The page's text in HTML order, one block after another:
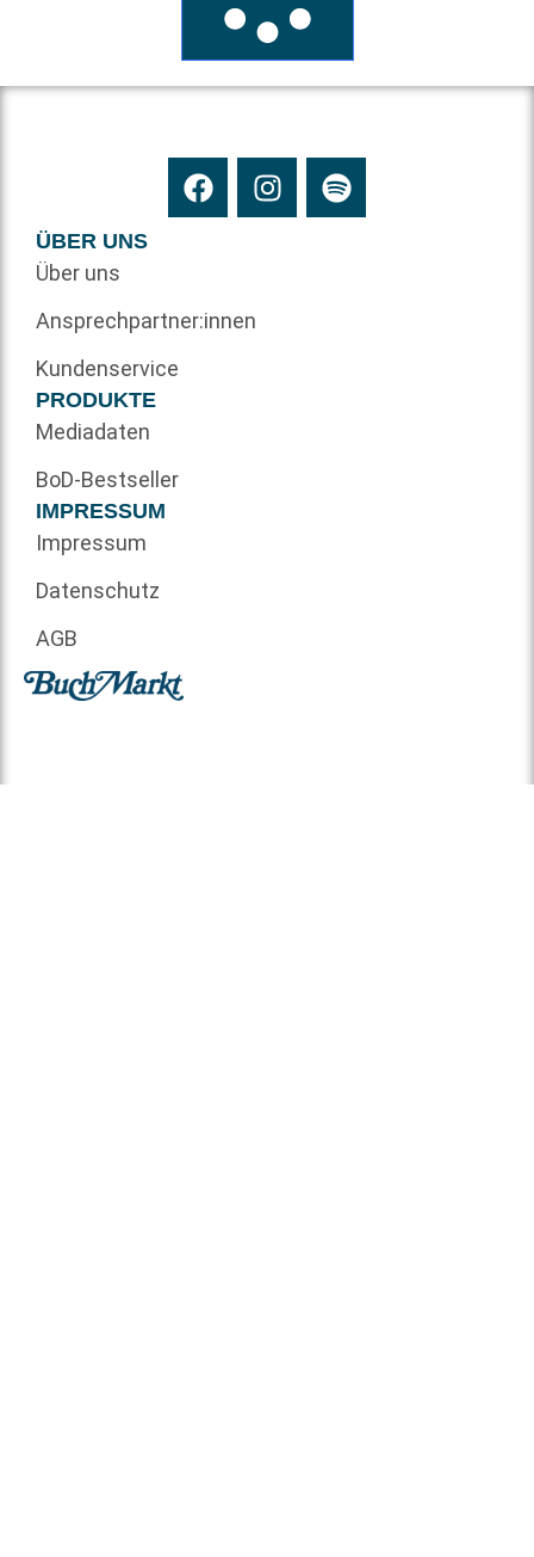
ÜBER UNS
Über uns
Ansprechpartner:innen
Kundenservice
PRODUKTE
Mediadaten
BoD-Bestseller
IMPRESSUM
Impressum
Datenschutz
AGB